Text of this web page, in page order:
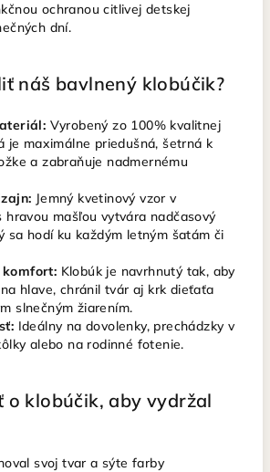
ochranou citlivej detskej
dní.
náš bavlnený klobúčik?
Vyrobený zo 100% kvalitnej
je maximálne priedušná, šetrná k
a zabraňuje nadmernému
Jemný kvetinový vzor v
hravou mašľou vytvára nadčasový
sa hodí ku každým letným šatám či
Klobúk je navrhnutý tak, aby
hlave, chránil tvár aj krk dieťaťa
slnečným žiarením.
Ideálny na dovolenky, prechádzky v
alebo na rodinné fotenie.
o klobúčik, aby vydržal
svoj tvar a sýte farby